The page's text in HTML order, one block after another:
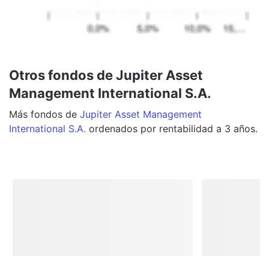
Otros fondos de Jupiter Asset
Management International S.A.
Más fondos de Jupiter Asset Management
International S.A. ordenados por rentabilidad a 3 años.